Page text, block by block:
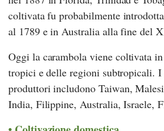
coltivata fu probabilmente
al 1789 e in Australia alla fine del
Oggi la carambola viene coltivata
tropici e delle regioni subtropicali.
produttori includono Taiwan,
India, Filippine, Australia, Israele,